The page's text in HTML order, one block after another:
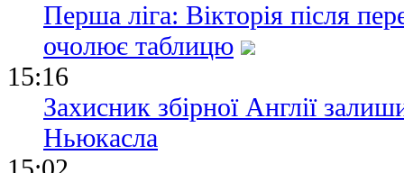
Перша ліга: Вікторія після
очолює таблицю
15:16
Захисник збірної Англії
Ньюкасла